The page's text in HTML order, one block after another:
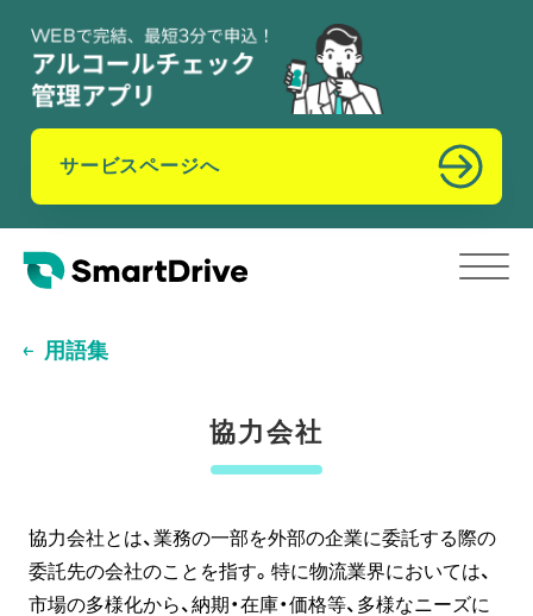
サービスページへ
用語集
協力会社
協力会社とは、業務の一部を外部の企業に委託する際の
委託先の会社のことを指す。特に物流業界においては、
市場の多様化から、納期・在庫・価格等、多様なニーズに